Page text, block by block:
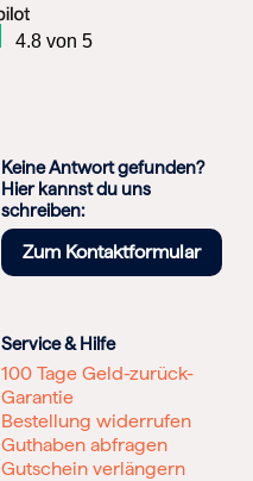
4.8 von 5
Keine Antwort gefunden?
Hier kannst du uns
schreiben:
Zum Kontaktformular
Service & Hilfe
100 Tage Geld-zurück-
Garantie
Bestellung widerrufen
Guthaben abfragen
Gutschein verlängern